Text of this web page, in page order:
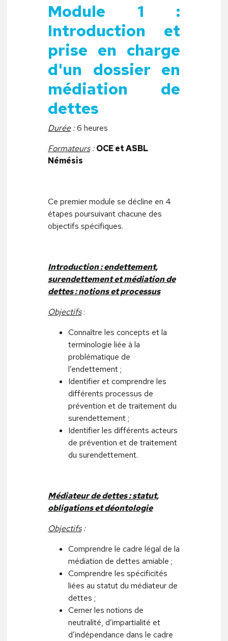
Module 1 :
Introduction et
prise en charge
d'un dossier en
médiation de
dettes
Durée:6 heures
Formateurs: OCE et ASBL
Némésis
Ce premier module se décline en 4
étapes poursuivant chacune des
objectifs spécifiques.
Introduction : endettement,
surendettement et médiation de
dettes : notions et processus
Objectifs:
Connaître les concepts et la
terminologie liée à la
problématique de
l’endettement ;
Identifier et comprendre les
différents processus de
prévention et de traitement du
surendettement ;
Identifier les différents acteurs
de prévention et de traitement
du surendettement.
Médiateur de dettes : statut,
obligations et déontologie
Objectifs:
Comprendre le cadre légal de la
médiation de dettes amiable ;
Comprendre les spécificités
liées au statut du médiateur de
dettes ;
Cerner les notions de
neutralité, d’impartialité et
d’indépendance dans le cadre